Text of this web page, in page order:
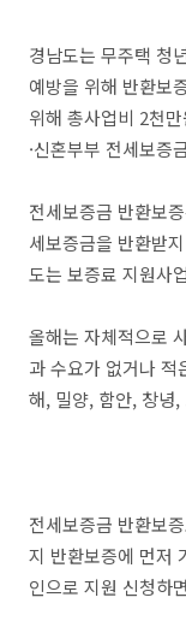
경남도는 무주택 청
예방을 위해 반환보
위해 총사업비 2천
·신혼부부 전세보증
전세보증금 반환보
세보증금을 반환받
도는 보증료 지원사
올해는 자체적으로
과 수요가 없거나 적
해, 밀양, 함안, 창녕,
전세보증금 반환보
지 반환보증에 먼저
인으로 지원 신청하